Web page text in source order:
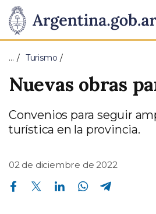
Presidencia
de
la
Pasar al contenido principal
… Turismo
Nuevas obras
Convenios para seguir
turística en la provincia.
02 de diciembre de 2022
Compartir en Facebook Compartir en Twitter Compartir en Linkedin Compartir en Whatsapp